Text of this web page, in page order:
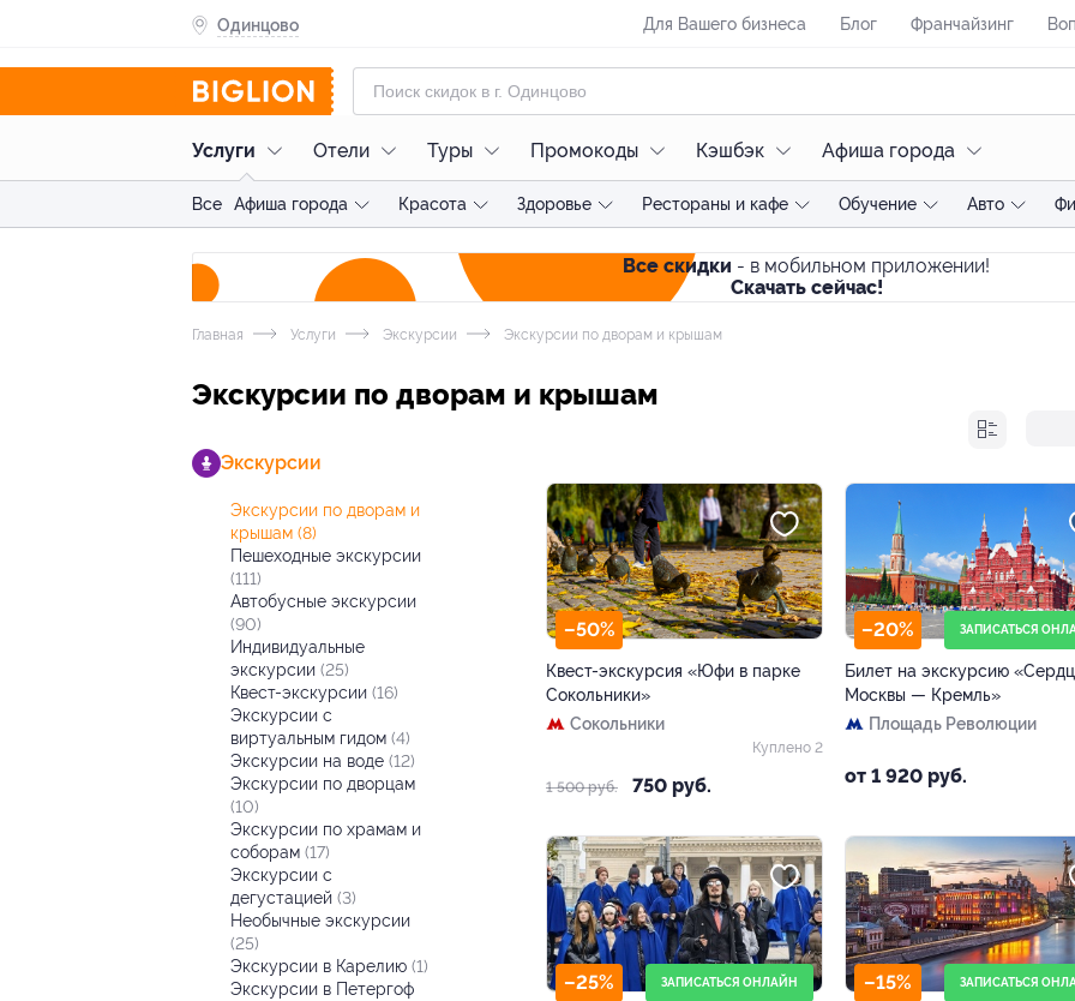
Одинцово Для Вашего бизнеса Блог Франчайзинг
Услуги Отели Туры Промокоды Кэшбэк Афиша города
Все Афиша города Красота Здоровье Рестораны и кафе Обучение Авто
Все скидки - в мобильном приложении!
Скачать сейчас!
Главная Услуги Экскурсии Экскурсии по дворам и крышам
Экскурсии по дворам и крышам
Экскурсии
Пешеходные экскурсии
(111)
Автобусные экскурсии
(90)
Индивидуальные
экскурсии (25)
Квест-экскурсии (16)
Экскурсии с
виртуальным гидом (4)
Экскурсии на воде (12)
Экскурсии по дворцам
(10)
Экскурсии по дворам и
крышам (8)
Экскурсии по храмам и
соборам (17)
Экскурсии с
дегустацией (3)
Необычные экскурсии
(25)
Экскурсии в Карелию (1)
Экскурсии в Петергоф
–50%
Квест-экскурсия «Юфи в парке
Сокольники»
Сокольники
1 500 руб. 750 руб.
Куплено 2
–20% ЗАПИСАТЬСЯ
Билет на экскурсию
Москвы — Кремль»
Площадь Революции
от 1 920 руб.
–25% ЗАПИСАТЬСЯ ОНЛАЙН –15% ЗАПИСАТЬСЯ